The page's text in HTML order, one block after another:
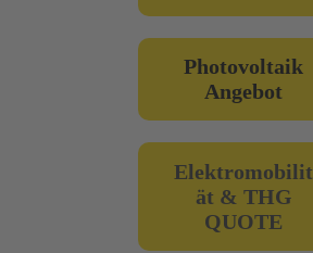
Photovoltaik
Angebot
Elektromobilit
ät & THG
QUOTE